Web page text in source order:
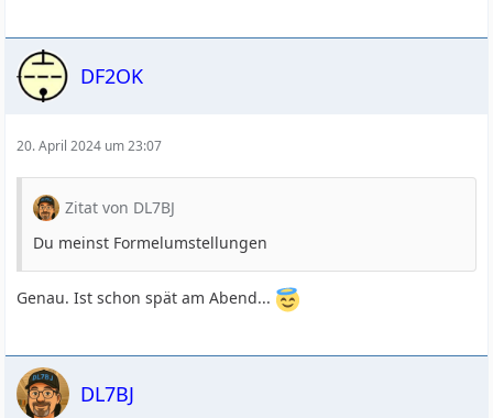
DF2OK
20. April 2024 um 23:07
Zitat von DL7BJ
Du meinst Formelumstellungen
Genau. Ist schon spät am Abend...
DL7BJ